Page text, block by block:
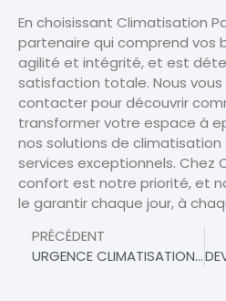
En choisissant Climatisation
partenaire qui comprend vos
agilité et intégrité, et est
satisfaction totale. Nous vous
contacter pour découvrir
transformer votre espace à
nos solutions de
services exceptionnels. Chez
confort est notre priorité, et
le garantir chaque jour, à
PRÉCÉDENT
URGENCE CLIMATISATION À CHENNEVIERES LES LOUVRES – INTERVENTION RAPIDE ET EFFICACE